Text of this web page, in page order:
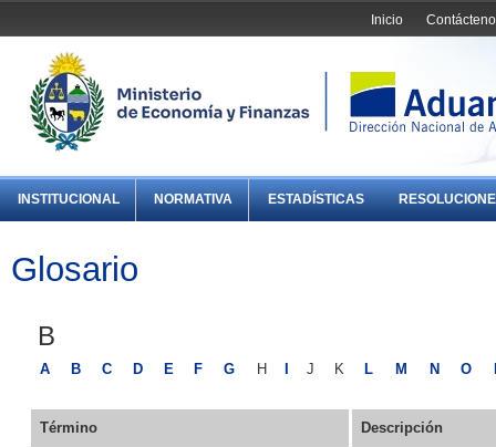
Inicio
INSTITUCIONAL NORMATIVA ESTADÍSTICAS
Glosario
B
A B C D E F G H J K L M N O
Término Descripción